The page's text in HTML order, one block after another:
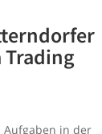
Trading
in der